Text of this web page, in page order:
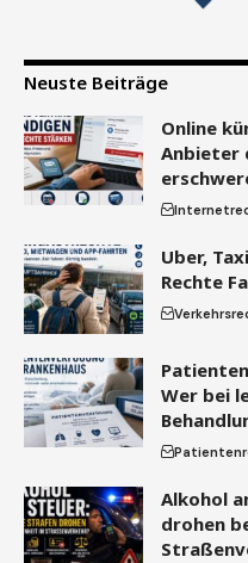
Neuste Beiträge
Online
Anbieter
Uber,
Rechte
Wer bei
Alkohol
drohen